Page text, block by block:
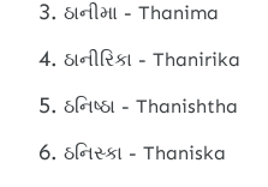
ઠાનીમા - Thanima
ઠાનીરિકા - Thanirika
ઠનિષ્ઠા - Thanishtha
ઠનિસ્કા - Thaniska